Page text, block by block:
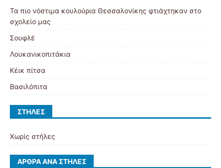
Τα πιο νόστιμα κουλούρια Θεσσαλονίκης φτιάχτηκαν στο
σχολείο μας
Σουφλέ
Λουκανικοπιτάκια
Κέικ πίτσα
Βασιλόπιτα
ΣΤΉΛΕΣ
Χωρίς στήλες
ΆΡΘΡΑ ΑΝΆ ΣΤΉΛΕΣ